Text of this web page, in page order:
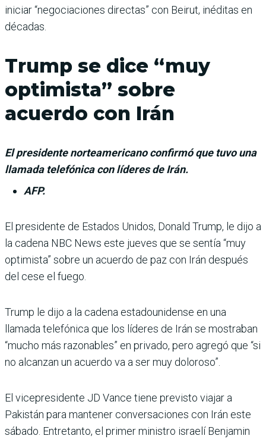
iniciar “negocia­ciones directas” con Beirut, inéditas en
décadas.
Trump se dice “muy
optimista” sobre
acuerdo con Irán
El presidente norteamericano confirmó que tuvo una
llamada telefónica con líderes de Irán.
AFP.
El presidente de Estados Uni­dos, Donald Trump, le dijo a
la cadena NBC News este jue­ves que se sentía “muy
opti­mista” sobre un acuerdo de paz con Irán después
del cese el fuego.
Trump le dijo a la cadena esta­dounidense en una
llamada telefónica que los líderes de Irán se mostraban
“mucho más razonables” en privado, pero agregó que “si
no alcan­zan un acuerdo va a ser muy doloroso”.
El vicepresidente JD Vance tiene previsto viajar a
Pakis­tán para mantener conversa­ciones con Irán este
sábado. Entretanto, el primer minis­tro israelí Benjamin